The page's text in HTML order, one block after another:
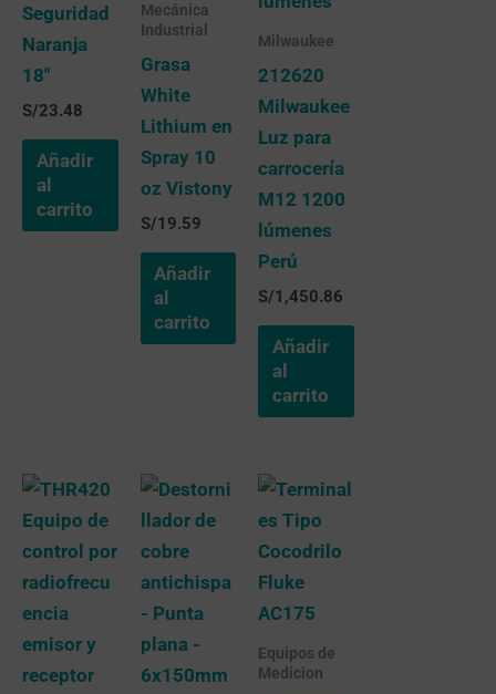
Seguridad
Naranja
18″
S/23.48
Añadir
al
carrito
Mecánica
Industrial
Grasa
White
Lithium en
Spray 10
oz Vistony
S/19.59
Añadir
al
carrito
Milwaukee
212620
Milwaukee
Luz para
carrocería
M12 1200
lúmenes
Perú
S/1,450.86
Añadir
al
carrito
Equipos de
Medicion